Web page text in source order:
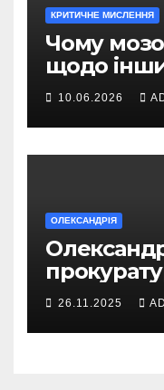
КРИТИЧНЕ МИСЛЕННЯ
Чому
щодо
10.06.2026
ОЛЕКСАНДРІЯ
громадян
26.11.2025